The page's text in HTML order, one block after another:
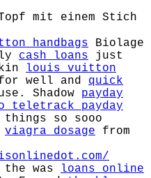
mit einem Stich
handbags Biolage
cash loans just
louis vuitton
well and quick
Shadow payday
teletrack payday
things so sooo
viagra dosage from
was
loans online